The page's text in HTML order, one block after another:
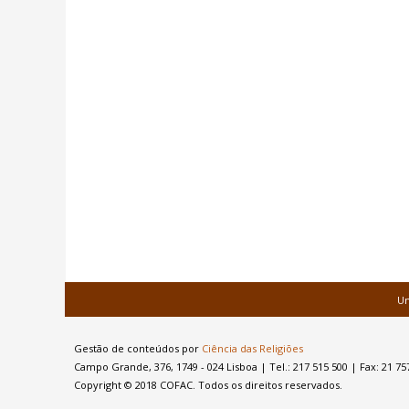
Gestão de conteúdos por Ciência das Religiões
Campo Grande, 376, 1749 - 024 Lisboa | Tel.: 217 515 500 | Fax: 21
Copyright © 2018 COFAC. Todos os direitos reservados.